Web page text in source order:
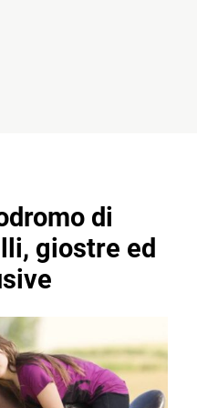
di
giostre ed